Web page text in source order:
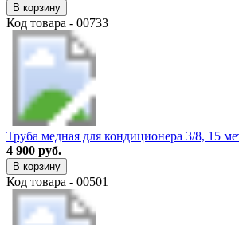
В корзину
Код товара - 00733
Труба медная для кондиционера 3/8, 15
4 900 руб.
В корзину
Код товара - 00501